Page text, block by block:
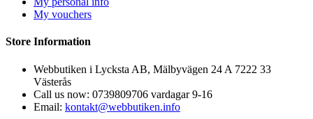
My vouchers
Store Information
Webbutiken i Lycksta AB, Mälbyvägen 24 A 7222 33
Västerås
Call us now: 0739809706 vardagar 9-16
Email: kontakt@webbutiken.info